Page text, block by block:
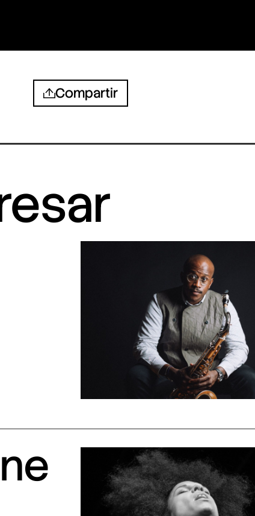
Compartir